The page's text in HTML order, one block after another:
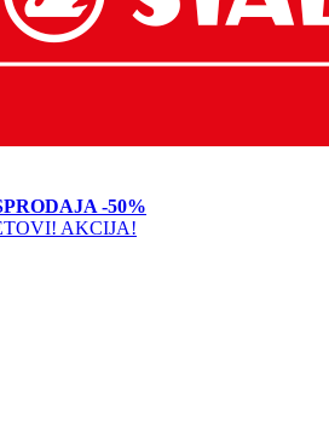
-50%
AKCIJA!